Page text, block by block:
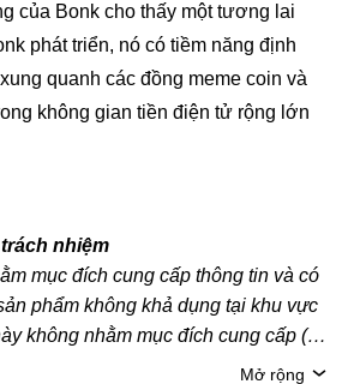
của Bonk cho thấy một tương lai
phát triển, nó có tiềm năng định
quanh các đồng meme coin và
không gian tiền điện tử rộng lớn
nhiệm
mục đích cung cấp thông tin và có
phẩm không khả dụng tại khu vực
không nhằm mục đích cung cấp (i)
nghị đầu tư; (ii) đề nghị hoặc chào
Mở rộng